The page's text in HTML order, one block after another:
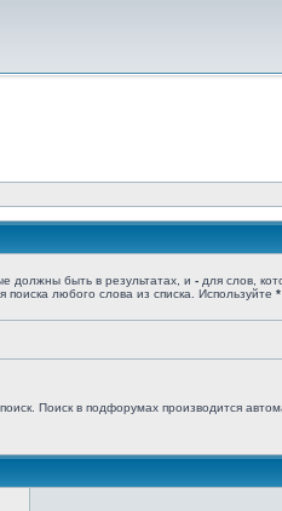
должны быть в результатах, и - для слов,
поиска любого слова из списка. Используйте *
Поиск в подфорумах производится